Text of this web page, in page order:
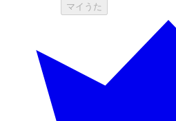
マイうた